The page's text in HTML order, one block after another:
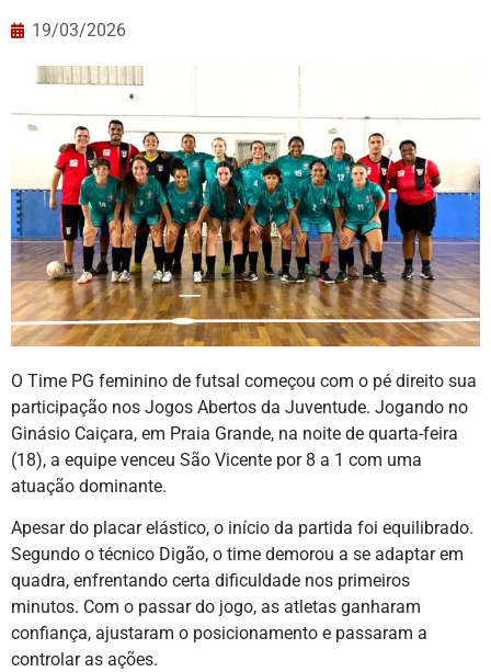
19/03/2026
O Time PG feminino de futsal começou com o pé direito sua
participação nos Jogos Abertos da Juventude. Jogando no
Ginásio Caiçara, em Praia Grande, na noite de quarta-feira
(18), a equipe venceu São Vicente por 8 a 1 com uma
atuação dominante.
Apesar do placar elástico, o início da partida foi equilibrado.
Segundo o técnico Digão, o time demorou a se adaptar em
quadra, enfrentando certa dificuldade nos primeiros
minutos. Com o passar do jogo, as atletas ganharam
confiança, ajustaram o posicionamento e passaram a
controlar as ações.